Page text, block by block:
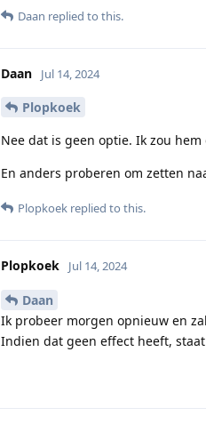
Daan replied to this.
Daan Jul 14, 2024
Plopkoek
Nee dat is geen optie. Ik zou
En anders proberen om zetten
Plopkoek replied to this.
Plopkoek Jul 14, 2024
Daan
Ik probeer morgen opnieuw en
Indien dat geen effect heeft,